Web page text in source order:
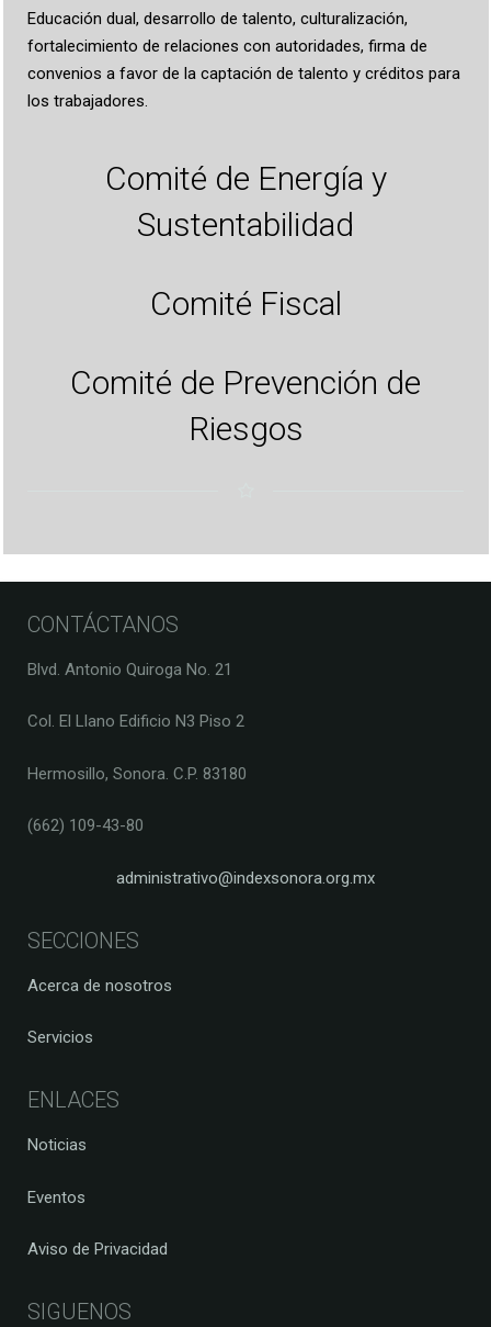
Educación dual, desarrollo de talento, culturalización,
fortalecimiento de relaciones con autoridades, firma de
convenios a favor de la captación de talento y créditos para
los trabajadores.
Comité de Energía y
Sustentabilidad
Comité Fiscal
Comité de Prevención de
Riesgos
CONTÁCTANOS
Blvd. Antonio Quiroga No. 21
Col. El Llano Edificio N3 Piso 2
Hermosillo, Sonora. C.P. 83180
(662) 109-43-80
administrativo@indexsonora.org.mx
SECCIONES
Acerca de nosotros
Servicios
ENLACES
Noticias
Eventos
Aviso de Privacidad
SIGUENOS